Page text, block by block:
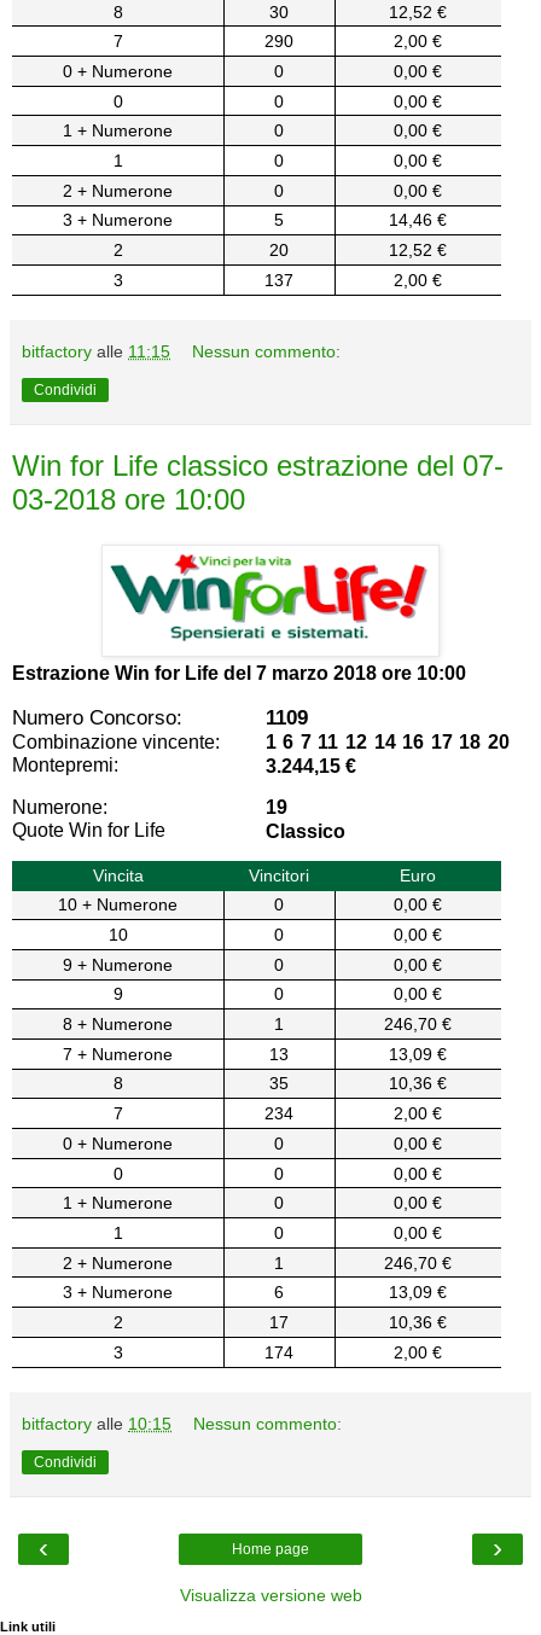
8
30
12,52 €
7
290
2,00 €
0 + Numerone
0
0,00 €
0
0
0,00 €
1 + Numerone
0
0,00 €
1
0
0,00 €
2 + Numerone
0
0,00 €
3 + Numerone
5
14,46 €
2
20
12,52 €
3
137 2,00 €
bitfactory alle 11:15 Nessun commento:
Condividi
Win for Life classico estrazione del 07-
03-2018 ore 10:00
Estrazione Win for Life del 7 marzo 2018 ore 10:00
Numero Concorso: 1109
Combinazione vincente:
1 6 7 11 12 14 16 17 18 20
Montepremi:
3.244,15 €
Numerone:
19
Quote Win for Life
Classico
Vincita Vincitori
Euro
10 + Numerone
0
0,00 €
10
0
0,00 €
9 + Numerone
0
0,00 €
9
0
0,00 €
8 + Numerone
1
246,70 €
7 + Numerone
13
13,09 €
8
35
10,36 €
7
234
2,00 €
0 + Numerone
0
0,00 €
0
0
0,00 €
1 + Numerone
0
0,00 €
1
0
0,00 €
2 + Numerone
1
246,70 €
3 + Numerone
6
13,09 €
2
17
10,36 €
3
174 2,00 €
bitfactory alle 10:15 Nessun commento:
Condividi
‹ ›
Home page
Visualizza versione web
Link utili